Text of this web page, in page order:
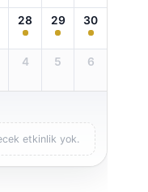
28 29 30
4 5 6
etkinlik yok.